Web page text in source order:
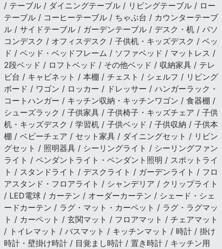
/ テーブル / ダイニングテーブル / リビングテーブル / ロー
テーブル / コーヒーテーブル / ちゃぶ台 / カウンターテーブ
ル / サイドテーブル / ガーデンテーブル / デスク・机 / パソ
コンデスク / オフィスデスク / 子供机・キッズデスク / ベッ
ド / ベッド・ベッドフレーム / ソファベッド / マットレス /
2段ベッド / ロフトベッド / その他ベッド / 収納家具 / テレ
ビ台 / キャビネット / 本棚 / チェスト / シェルフ / リビング
ボード / ワゴン / ロッカー / ドレッサー / ハンガーラック・
コートハンガー / キッチン収納・キッチンワゴン / 食器棚 /
シューズラック / 子供家具 / 子供椅子・キッズチェア / 子供
机・キッズデスク / 学習机 / 子供ベッド / 子供収納 / 子供本
棚 / ベビーチェア / セット家具 / ダイニングセット / リビン
グセット / 照明器具 / シーリングライト / シーリングファン
ライト / ペンダントライト・ペンダント照明 / スポットライ
ト / スタンドライト / デスクライト / ガーデンライト / フロ
アスタンド・フロアライト / シャンデリア / クリップライト
/ LED電球 / カーテン / オーダーカーテン / シェード・シェ
ードカーテン / ラグ・マット・カーペット / ラグ・ラグマッ
ト / カーペット / 玄関マット / フロアマット / チェアマット
/ トイレマット / バスマット / キッチンマット / 時計 / 掛け
時計・壁掛け時計 / 目覚まし時計 / 置き時計 / キッチン用